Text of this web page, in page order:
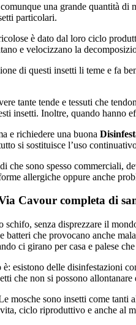
una grande quantità di
particolari.
è dato dal loro ciclo
e velocizzano la
di questi insetti li teme e fa
tante tende e tessuti che
insetti. Inoltre, quando hanno
e richiedere una buona
si sostituisce l’uso
che sono spesso commerciali,
allergiche oppure anche
Cavour completa di
senza disprezzare il
batteri che provocano anche
ci girano per casa e palese
esistono delle disinfestazioni
che non si possono
mosche sono insetti come
ciclo riproduttivo e anche al